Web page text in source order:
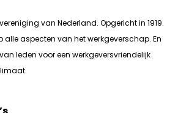
van Nederland. Opgericht in 1919.
alle aspecten van het werkgeverschap. En
leden voor een werkgeversvriendelijk